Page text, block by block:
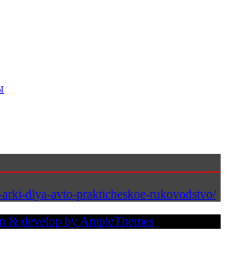
dlya-avto-prakticheskoe-rukovodstvo/
& develop by AmpleThemes